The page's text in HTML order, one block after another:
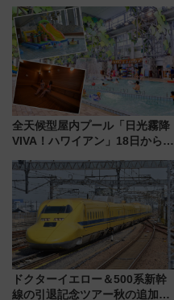
行開始に！ この夏は直通列車で
横浜へ！
全天候型屋内プール「日光霧降
VIVA！ハワイアン」18日から営
ァミリーから大人まで幅広い世
代が一日中楽しる夏のリゾート
を楽しんで
ドクターイエロー＆500系新幹
線の引退記念ツアー秋の追加企